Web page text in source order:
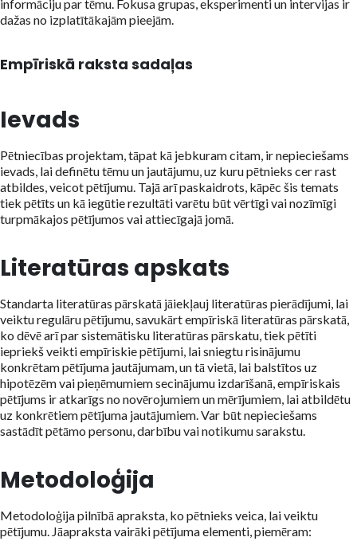
informāciju par tēmu. Fokusa grupas, eksperimenti un intervijas ir
dažas no izplatītākajām pieejām.
Empīriskā raksta sadaļas
Ievads
Pētniecības projektam, tāpat kā jebkuram citam, ir nepieciešams
ievads, lai definētu tēmu un jautājumu, uz kuru pētnieks cer rast
atbildes, veicot pētījumu. Tajā arī paskaidrots, kāpēc šis temats
tiek pētīts un kā iegūtie rezultāti varētu būt vērtīgi vai nozīmīgi
turpmākajos pētījumos vai attiecīgajā jomā.
Literatūras apskats
Standarta literatūras pārskatā jāiekļauj literatūras pierādījumi, lai
veiktu regulāru pētījumu, savukārt empīriskā literatūras pārskatā,
ko dēvē arī par sistemātisku literatūras pārskatu, tiek pētīti
iepriekš veikti empīriskie pētījumi, lai sniegtu risinājumu
konkrētam pētījuma jautājumam, un tā vietā, lai balstītos uz
hipotēzēm vai pieņēmumiem secinājumu izdarīšanā, empīriskais
pētījums ir atkarīgs no novērojumiem un mērījumiem, lai atbildētu
uz konkrētiem pētījuma jautājumiem. Var būt nepieciešams
sastādīt pētāmo personu, darbību vai notikumu sarakstu.
Metodoloģija
Metodoloģija pilnībā apraksta, ko pētnieks veica, lai veiktu
pētījumu. Jāapraksta vairāki pētījuma elementi, piemēram: